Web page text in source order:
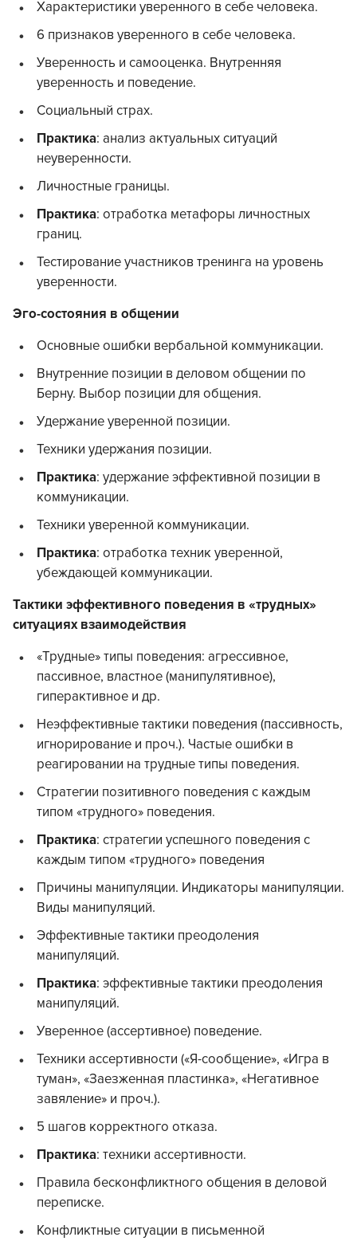
Характеристики уверенного в себе человека.
6 признаков уверенного в себе человека.
Уверенность и самооценка. Внутренняя
уверенность и поведение.
Социальный страх.
Практика: анализ актуальных ситуаций
неуверенности.
Личностные границы.
Практика: отработка метафоры личностных
границ.
Тестирование участников тренинга на уровень
уверенности.
Эго-состояния в общении
Основные ошибки вербальной коммуникации.
Внутренние позиции в деловом общении по
Берну. Выбор позиции для общения.
Удержание уверенной позиции.
Техники удержания позиции.
Практика: удержание эффективной позиции в
коммуникации.
Техники уверенной коммуникации.
Практика: отработка техник уверенной,
убеждающей коммуникации.
Тактики эффективного поведения в «трудных»
ситуациях взаимодействия
«Трудные» типы поведения: агрессивное,
пассивное, властное (манипулятивное),
гиперактивное и др.
Неэффективные тактики поведения (пассивность,
игнорирование и проч.). Частые ошибки в
реагировании на трудные типы поведения.
Стратегии позитивного поведения с каждым
типом «трудного» поведения.
Практика: стратегии успешного поведения с
каждым типом «трудного» поведения
Причины манипуляции. Индикаторы манипуляции.
Виды манипуляций.
Эффективные тактики преодоления
манипуляций.
Практика: эффективные тактики преодоления
манипуляций.
Уверенное (ассертивное) поведение.
Техники ассертивности («Я-сообщение», «Игра в
туман», «Заезженная пластинка», «Негативное
завяление» и проч.).
5 шагов корректного отказа.
Практика: техники ассертивности.
Правила бесконфликтного общения в деловой
переписке.
Конфликтные ситуации в письменной